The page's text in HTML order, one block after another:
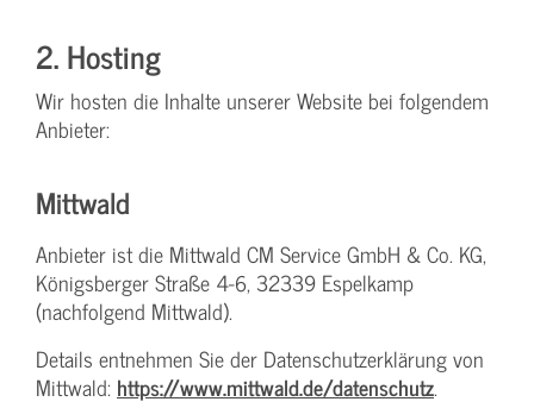
2. Hosting
Wir hosten die Inhalte unserer Website bei folgendem
Anbieter:
Mittwald
Anbieter ist die Mittwald CM Service GmbH & Co. KG,
Königsberger Straße 4-6, 32339 Espelkamp
(nachfolgend Mittwald).
Details entnehmen Sie der Datenschutzerklärung von
Mittwald: https://www.mittwald.de/datenschutz.